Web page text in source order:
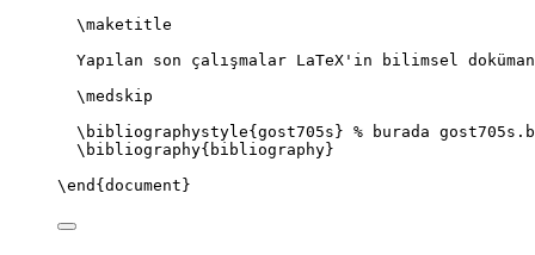
\maketitle
Yapılan son çalışmalar LaTeX'in bilimsel
\medskip
\bibliographystyle{gost705s} % burada
\bibliography{bibliography}
\end { document }